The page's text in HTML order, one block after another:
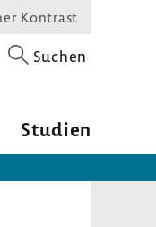
Kontrast
Suchen
Studien